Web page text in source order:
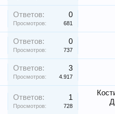
Ответов: 0
Просмотров: 681
Ответов: 0
Просмотров: 737
Ответов: 3
Просмотров: 4.917
Ответов: 1
Просмотров: 728